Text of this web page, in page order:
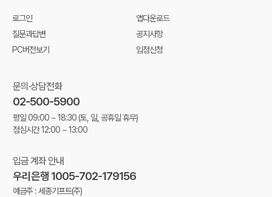
로그인
앱다운로드
질문과답변
공지사항
PC버전보기
입점신청
문의·상담전화
02-500-5900
평일 09:00 ~ 18:30(토, 일, 공휴일 휴무)
점심시간 12:00 ~ 13:00
입금 계좌 안내
우리은행 1005-702-179156
예금주 : 세종기프트(주)